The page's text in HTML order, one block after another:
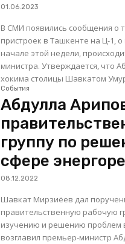
01.06.2023
В СМИ появились сообщения о
пристроек в Ташкенте на Ц-1,
начале этой недели,
министра. Утверждается, что
хокима столицы Шавкатом
События
Абдулла
группу по
сфере
08.12.2022
Шавкат Мирзиёев дал
правительственную рабочую
изучению и решению проблем
возглавил премьер-министр Абдулла